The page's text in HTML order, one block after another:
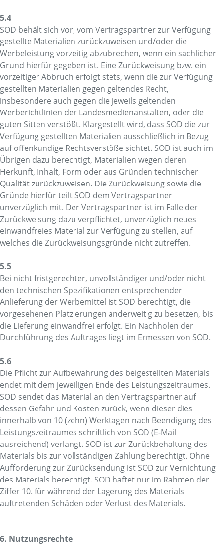
5.4
SOD behält sich vor, vom Vertragspartner zur Verfügung
gestellte Materialien zurückzuweisen und/oder die
Werbeleistung vorzeitig abzubrechen, wenn ein sachlicher
Grund hierfür gegeben ist. Eine Zurückweisung bzw. ein
vorzeitiger Abbruch erfolgt stets, wenn die zur Verfügung
gestellten Materialien gegen geltendes Recht,
insbesondere auch gegen die jeweils geltenden
Werberichtlinien der Landesmedienanstalten, oder die
guten Sitten verstößt. Klargestellt wird, dass SOD die zur
Verfügung gestellten Materialien ausschließlich in Bezug
auf offenkundige Rechtsverstöße sichtet. SOD ist auch im
Übrigen dazu berechtigt, Materialien wegen deren
Herkunft, Inhalt, Form oder aus Gründen technischer
Qualität zurückzuweisen. Die Zurückweisung sowie die
Gründe hierfür teilt SOD dem Vertragspartner
unverzüglich mit. Der Vertragspartner ist im Falle der
Zurückweisung dazu verpflichtet, unverzüglich neues
einwandfreies Material zur Verfügung zu stellen, auf
welches die Zurückweisungsgründe nicht zutreffen.
5.5
Bei nicht fristgerechter, unvollständiger und/oder nicht
den technischen Spezifikationen entsprechender
Anlieferung der Werbemittel ist SOD berechtigt, die
vorgesehenen Platzierungen anderweitig zu besetzen, bis
die Lieferung einwandfrei erfolgt. Ein Nachholen der
Durchführung des Auftrages liegt im Ermessen von SOD.
5.6
Die Pflicht zur Aufbewahrung des beigestellten Materials
endet mit dem jeweiligen Ende des Leistungszeitraumes.
SOD sendet das Material an den Vertragspartner auf
dessen Gefahr und Kosten zurück, wenn dieser dies
innerhalb von 10 (zehn) Werktagen nach Beendigung des
Leistungszeitraumes schriftlich von SOD (E-Mail
ausreichend) verlangt. SOD ist zur Zurückbehaltung des
Materials bis zur vollständigen Zahlung berechtigt. Ohne
Aufforderung zur Zurücksendung ist SOD zur Vernichtung
des Materials berechtigt. SOD haftet nur im Rahmen der
Ziffer 10. für während der Lagerung des Materials
auftretenden Schäden oder Verlust des Materials.
6. Nutzungsrechte